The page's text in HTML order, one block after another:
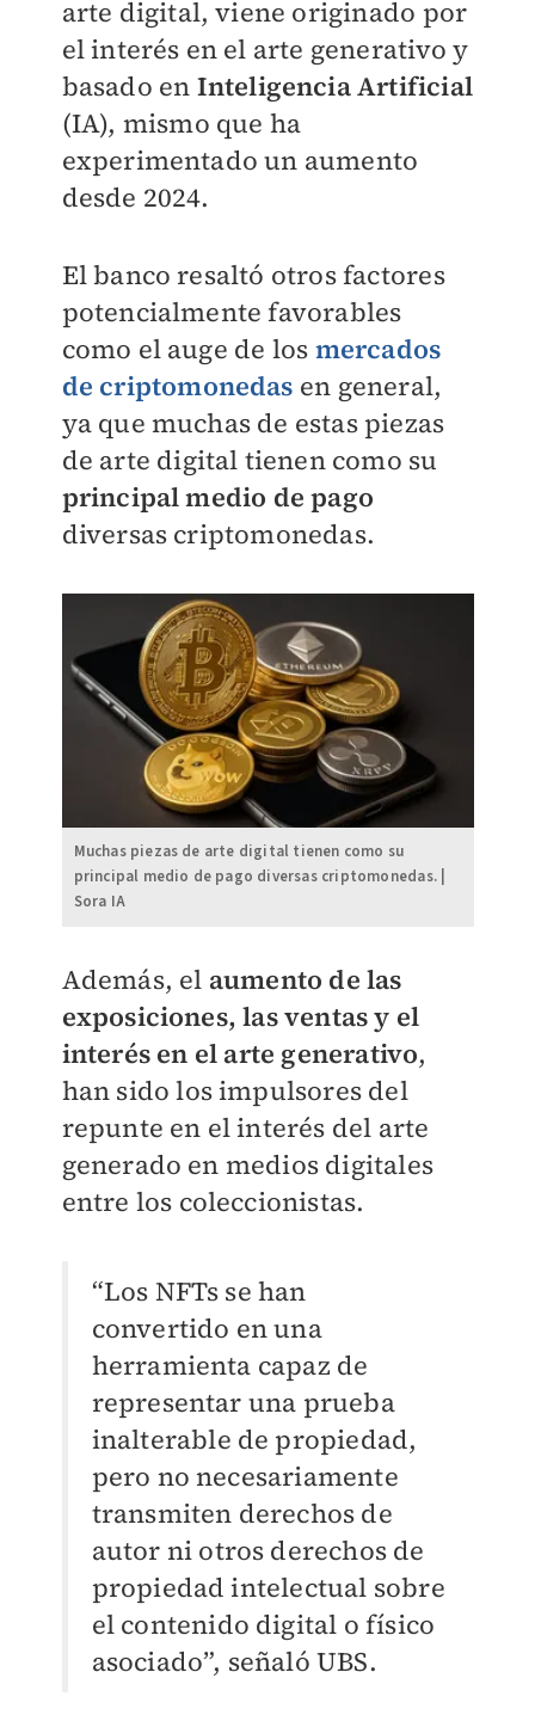
arte digital, viene originado por
el interés en el arte generativo y
basado en Inteligencia Artificial
(IA), mismo que ha
experimentado un aumento
desde 2024.
El banco resaltó otros factores
potencialmente favorables
como el auge de los mercados
de criptomonedas en general,
ya que muchas de estas piezas
de arte digital tienen como su
principal medio de pago
diversas criptomonedas.
Muchas piezas de arte digital tienen como su
principal medio de pago diversas criptomonedas. |
Sora IA
Además, el aumento de las
exposiciones, las ventas y el
interés en el arte generativo,
han sido los impulsores del
repunte en el interés del arte
generado en medios digitales
entre los coleccionistas.
“Los NFTs se han
convertido en una
herramienta capaz de
representar una prueba
inalterable de propiedad,
pero no necesariamente
transmiten derechos de
autor ni otros derechos de
propiedad intelectual sobre
el contenido digital o físico
asociado”, señaló UBS.